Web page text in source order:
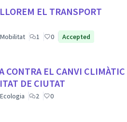
EL TRANSPORT
Mobilitat 1 0 Accepted
CONTRA EL CANVI CLIMÀTIC
DE CIUTAT
Ecologia 2 0